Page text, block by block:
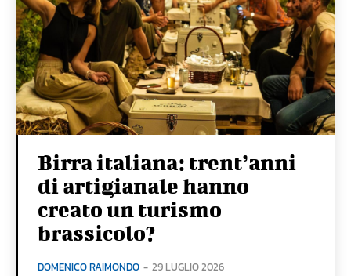
Birra italiana: trent’anni
di artigianale hanno
creato un turismo
brassicolo?
DOMENICO RAIMONDO - 29 LUGLIO 2026